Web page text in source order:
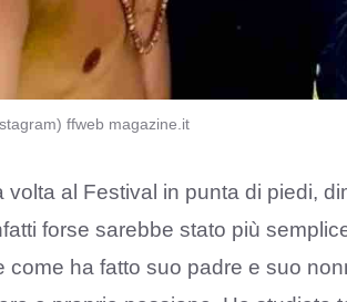
ffweb magazine.it
al Festival in punta di piedi,
forse sarebbe stato più
come ha fatto suo padre e suo